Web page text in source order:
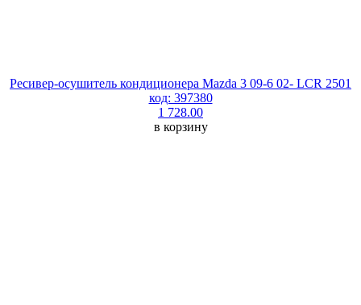
Ресивер-осушитель кондиционера Mazda 3 09-6 02- LCR 2501
код: 397380
1 728.00
в корзину